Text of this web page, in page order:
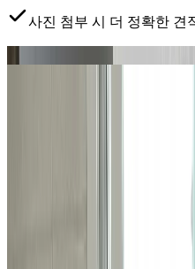
사진 첨부 시 더 정확한 견
서초, 강남